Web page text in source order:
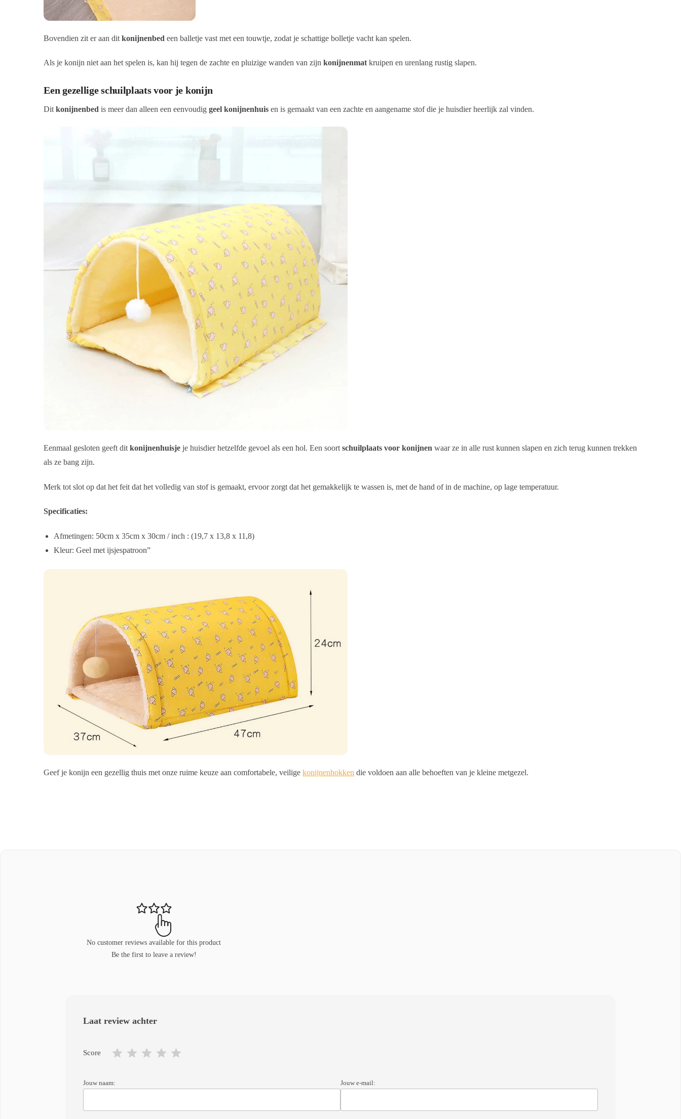
Bovendien zit er aan ditkonijnenbed een balletje vast met een touwtje, zodat je schattige bolletje vacht kan spelen.
Als je konijn niet aan het spelen is, kan hij tegen de zachte en pluizige wanden van zijnkonijnenmatkruipen en urenlang rustig slapen.
Een gezellige schuilplaats voor je konijn
Dit konijnenbed is meer dan alleen een eenvoudiggeel konijnenhuis en is gemaakt van een zachte en aangename stof die je huisdier heerlijk zal vinden.
Eenmaal gesloten geeft ditkonijnenhuisje je huisdier hetzelfde gevoel als een hol. Een soortschuilplaats voor konijnen waar ze in alle rust kunnen slapen en zich terug kunnen trekken
als ze bang zijn.
Merk tot slot op dat het feit dat het volledig van stof is gemaakt, ervoor zorgt dat het gemakkelijk te wassen is, met de hand of in de machine, op lage temperatuur.
Specificaties:
Afmetingen: 50cm x 35cm x 30cm / inch : (19,7 x 13,8 x 11,8)
Kleur: Geel met ijsjespatroon”
Geef je konijn een gezellig thuis met onze ruime keuze aan comfortabele, veiligekonijnenhokken die voldoen aan alle behoeften van je kleine metgezel.
No customer reviews available for this product
Be the first to leave a review!
Laat review achter
Score
Jouw naam: Jouw e-mail: